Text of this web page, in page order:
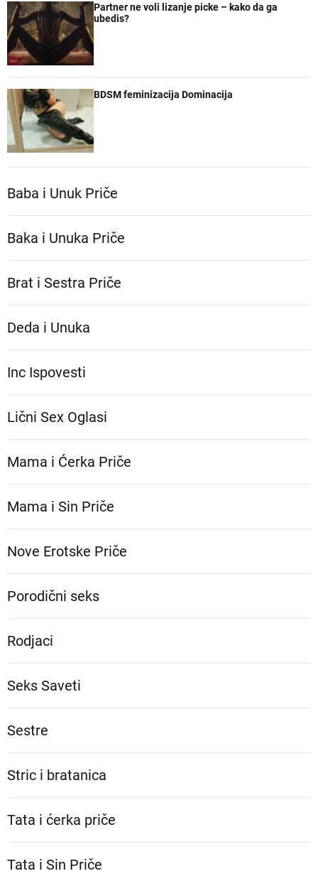
Partner ne voli lizanje picke – kako da ga
ubedis?
BDSM feminizacija Dominacija
Baba i Unuk Priče
Baka i Unuka Pričе
Brat i Sestra Priče
Deda i Unuka
Inc Ispovesti
Lični Sex Oglasi
Mama i Ćerka Priče
Mama i Sin Priče
Nove Erotske Priče
Porodični seks
Rodjaci
Seks Saveti
Sestre
Stric i bratanica
Tata i ćerka priče
Tata i Sin Priče